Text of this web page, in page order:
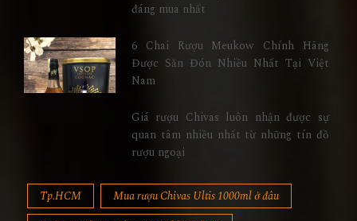
đáng mua nhất
6 Chai Rượu Meukow Chính Hãng
Được Săn Đón Nhiều Nhất Tại Việt
Nam
Giá rượu Chivas luôn nhận được sự
quan tâm nhiều nhất từ những tín đồ
rượu ngoại
Tp.HCM
Mua rượu Chivas Ultis 1000ml ở đâu